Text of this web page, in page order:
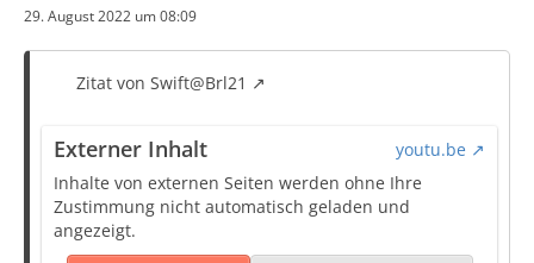
29. August 2022 um 08:09
Zitat von Swift@Brl21
Externer Inhalt
youtu.be
Inhalte von externen Seiten werden ohne Ihre
Zustimmung nicht automatisch geladen und
angezeigt.